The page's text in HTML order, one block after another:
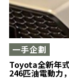
Toyota全新年
246匹油電動力
一手企劃